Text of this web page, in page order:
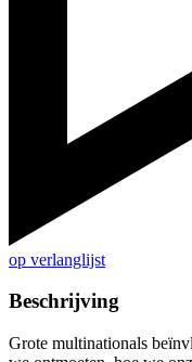
op verlanglijst
Beschrijving
Grote multinationals